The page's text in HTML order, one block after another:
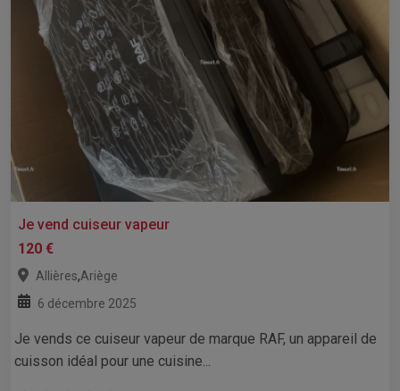
Je vend cuiseur vapeur
120 €
Allières,Ariège
6 décembre 2025
Je vends ce cuiseur vapeur de marque RAF, un appareil de
cuisson idéal pour une cuisine...